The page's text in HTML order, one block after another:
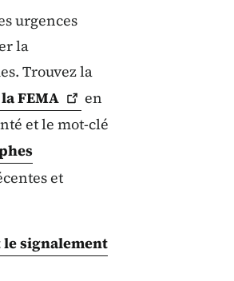
urgences
la
Trouvez la
FEMA
en
et le mot-clé
et
le signalement